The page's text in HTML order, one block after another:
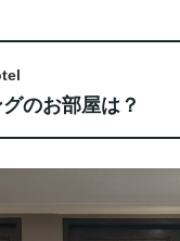
のお部屋は？